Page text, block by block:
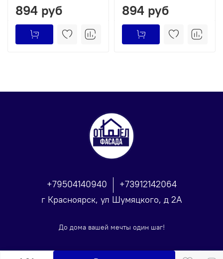
894 руб 894 руб
+79504140940
+73912142064
г Красноярск, ул Шумяцкого, д 2А
До дома вашей мечты один шаг!